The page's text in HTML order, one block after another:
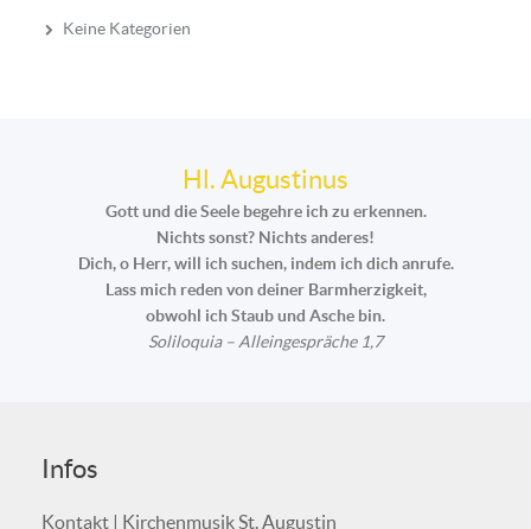
Keine Kategorien
Hl. Augustinus
Gott und die Seele begehre ich zu erkennen.
Nichts sonst? Nichts anderes!
Dich, o Herr, will ich suchen, indem ich dich anrufe.
Lass mich reden von deiner Barmherzigkeit,
obwohl ich Staub und Asche bin.
Soliloquia – Alleingespräche 1,7
Infos
Kontakt | Kirchenmusik St. Augustin